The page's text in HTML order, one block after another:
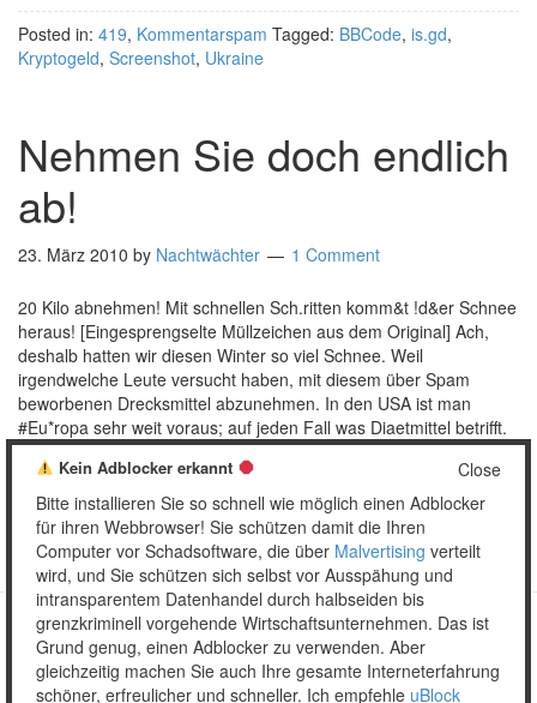
Posted in: 419, Kommentarspam Tagged: BBCode, is.gd,
Kryptogeld, Screenshot, Ukraine
Nehmen Sie doch endlich
ab!
23. März 2010 by Nachtwächter 1 Comment
20 Kilo abnehmen! Mit schnellen Sch.ritten komm&t !d&er Schnee
heraus! [Eingesprengselte Müllzeichen aus dem Original] Ach,
deshalb hatten wir diesen Winter so viel Schnee. Weil
irgendwelche Leute versucht haben, mit diesem über Spam
beworbenen Drecksmittel abzunehmen. In den USA ist man
#Eu*ropa sehr weit voraus; auf jeden Fall was Diaetmittel betrifft.
Da is$t es schon …[Read more…]
Posted in:Mail Tagged:is.gd,Realsatire,Schlankheitspillen,
Sonderzeichen
Copyright © 2026 Unser täglich Spam.
MobileWordPress Theme by themehall.com
Close
Kein Adblocker erkannt
Bitte installieren Sie so schnell wie möglich einen Adblocker
für ihren Webbrowser! Sie schützen damit die Ihren
Computer vor Schadsoftware, die über Malvertising verteilt
wird, und Sie schützen sich selbst vor Ausspähung und
intransparentem Datenhandel durch halbseiden bis
grenzkriminell vorgehende Wirtschaftsunternehmen. Das ist
Grund genug, einen Adblocker zu verwenden. Aber
gleichzeitig machen Sie auch Ihre gesamte Interneterfahrung
schöner, erfreulicher und schneller. Ich empfehle uBlock